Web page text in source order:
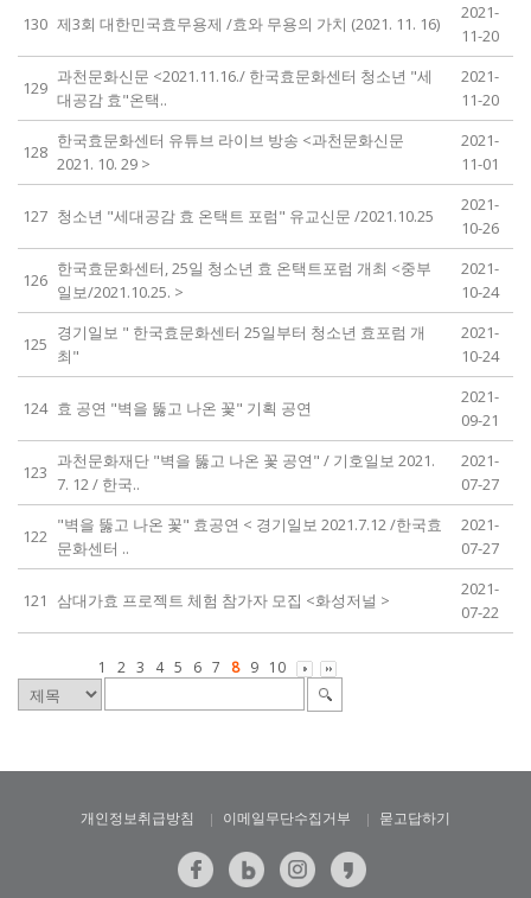
130 제3회 대한민국효무용제 /효와 무용의 가치 (2021. 11. 16)
2021-
11-20
129
과천문화신문 <2021.11.16./ 한국효문화센터 청소년 "세
대공감 효"온택..
2021-
11-20
128
한국효문화센터 유튜브 라이브 방송 <과천문화신문
2021. 10. 29 >
2021-
11-01
127 청소년 "세대공감 효 온택트 포럼" 유교신문 /2021.10.25
2021-
10-26
126
한국효문화센터, 25일 청소년 효 온택트포럼 개최 <중부
일보/2021.10.25. >
2021-
10-24
125
경기일보 " 한국효문화센터 25일부터 청소년 효포럼 개
최"
2021-
10-24
124 효 공연 "벽을 뚫고 나온 꽃" 기획 공연
2021-
09-21
123
과천문화재단 "벽을 뚫고 나온 꽃 공연" / 기호일보 2021.
7. 12 / 한국..
2021-
07-27
122
"벽을 뚫고 나온 꽃" 효공연 < 경기일보 2021.7.12 /한국효
문화센터 ..
2021-
07-27
121 삼대가효 프로젝트 체험 참가자 모집 <화성저널 >
2021-
07-22
1 2 3 4 5 6 7 8 9 10
개인정보취급방침 이메일무단수집거부 묻고답하기